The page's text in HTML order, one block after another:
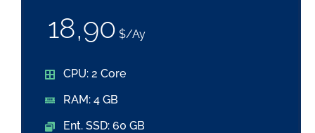
18,90 $/Ay
CPU: 2 Core
RAM: 4 GB
Ent. SSD: 60 GB